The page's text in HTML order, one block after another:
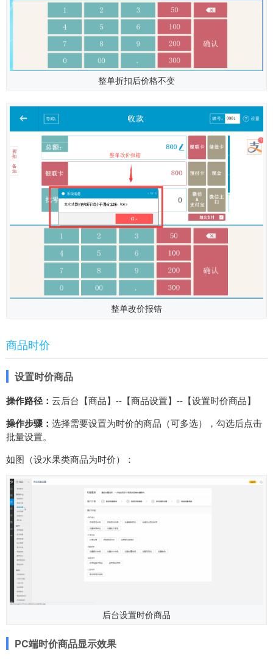
整单折扣后价格不变
整单改价报错
商品时价
设置时价商品
操作路径： 云后台【商品】--【商品设置】--【设置时价商品】
操作步骤： 选择需要设置为时价的商品（可多选），勾选后点击
批量设置。
如图（设水果类商品为时价）：
后台设置时价商品
PC端时价商品显示效果